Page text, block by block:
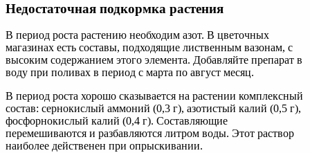
Недостаточная подкормка растения
В период роста растению необходим азот. В цветочных
магазинах есть составы, подходящие лиственным вазонам, с
высоким содержанием этого элемента. Добавляйте препарат в
воду при поливах в период с марта по август месяц.
В период роста хорошо сказывается на растении комплексный
состав: сернокислый аммоний (0,3 г), азотистый калий (0,5 г),
фосфорнокислый калий (0,4 г). Составляющие
перемешиваются и разбавляются литром воды. Этот раствор
наиболее действенен при опрыскивании.